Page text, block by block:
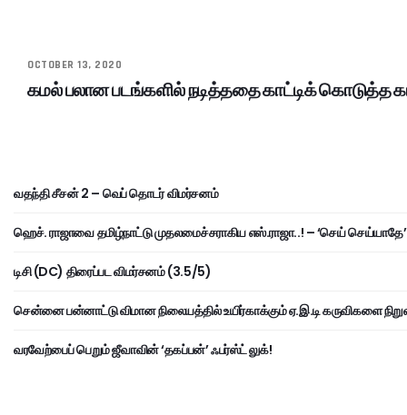
OCTOBER 13, 2020
கமல் பலான படங்களில் நடித்ததை காட்டிக் கொடுத்த
வதந்தி சீசன் 2 – வெப் தொடர் விமர்சனம்
ஹெச். ராஜாவை தமிழ்நாட்டு முதலமைச்சராகிய எஸ்.ராஜா..! – ‘செய் செய்யாதே’
டிசி (DC) திரைப்பட விமர்சனம் (3.5/5)
சென்னை பன்னாட்டு விமான நிலையத்தில் உயிர்காக்கும் ஏ.இ.டி கருவிகளை
வரவேற்பைப் பெறும் ஜீவாவின் ‘தகப்பன்’ ஃபர்ஸ்ட் லுக்!